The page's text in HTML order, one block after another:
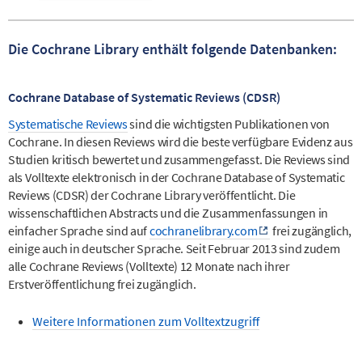
Die Cochrane Library enthält folgende Datenbanken:
Cochrane Database of Systematic Reviews (CDSR)
Systematische Reviewssind die wichtigsten Publikationen von
Cochrane. In diesen Reviews wird die beste verfügbare Evidenz aus
Studien kritisch bewertet und zusammengefasst. Die Reviews sind
als Volltexte elektronisch in der Cochrane Database of Systematic
Reviews (CDSR) der Cochrane Library veröffentlicht. Die
wissenschaftlichen Abstracts und die Zusammenfassungen in
einfacher Sprache sind aufcochranelibrary.com
frei zugänglich,
einige auch in deutscher Sprache. Seit Februar 2013 sind zudem
alle Cochrane Reviews (Volltexte) 12 Monate nach ihrer
Erstveröffentlichung frei zugänglich.
Weitere Informationen zum Volltextzugriff